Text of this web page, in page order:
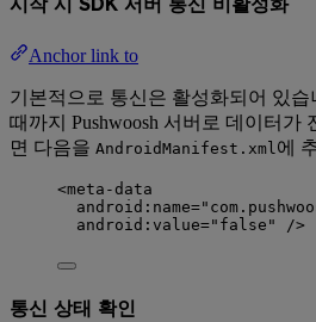
Anchor link to
기본적으로 통신은 활성화되어 있
때까지 Pushwoosh 서버로 데이터가
면 다음을 AndroidManifest.xml에
<meta-data
android:name="
android:value=" false " />
통신 상태 확인